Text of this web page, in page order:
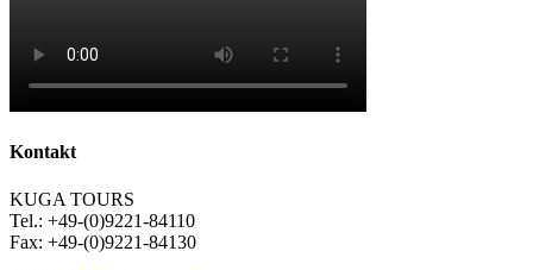
Kontakt
KUGA TOURS
Tel.: +49-(0)9221-84110
Fax: +49-(0)9221-84130